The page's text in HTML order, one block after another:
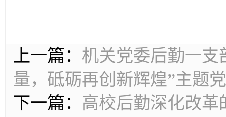
上一篇： 机关党委后勤一支
量，砥砺再创新辉煌”主题
下一篇： 高校后勤深化改